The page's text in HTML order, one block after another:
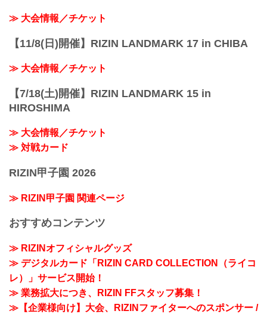
≫ 大会情報／チケット
【11/8(日)開催】RIZIN LANDMARK 17 in CHIBA
≫ 大会情報／チケット
【7/18(土)開催】RIZIN LANDMARK 15 in
HIROSHIMA
≫ 大会情報／チケット
≫ 対戦カード
RIZIN甲子園 2026
≫ RIZIN甲子園 関連ページ
おすすめコンテンツ
≫ RIZINオフィシャルグッズ
≫ デジタルカード「RIZIN CARD COLLECTION（ライコ
レ）」サービス開始！
≫ 業務拡大につき、RIZIN FFスタッフ募集！
≫【企業様向け】大会、RIZINファイターへのスポンサー /